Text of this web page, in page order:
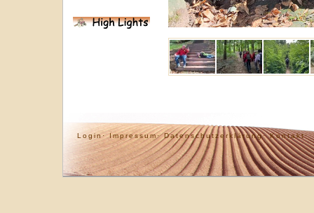
Login· Impressum· Datenschutzerklärung· Kontakt·